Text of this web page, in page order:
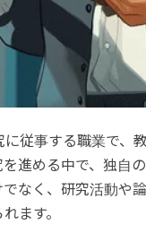
従事する職業で、
進める中で、独自
なく、研究活動や
ます。